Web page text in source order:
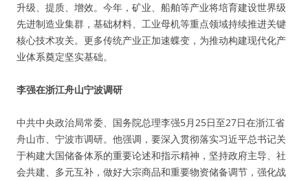
升级、提质、增效。今年，矿业、船舶等产业将培育建设世界级
先进制造业集群，基础材料、工业母机等重点领域持续推进关键
核心技术攻关。更多传统产业正加速蝶变，为推动构建现代化产
业体系奠定坚实基础。
李强在浙江舟山宁波调研
中共中央政治局常委、国务院总理李强5月25日至27日在浙江省
舟山市、宁波市调研。他强调，要深入贯彻落实习近平总书记关
于构建大国储备体系的重要论述和指示精神，坚持政府主导、社
会共建、多元互补，做好大宗商品和重要物资储备调节，强化战